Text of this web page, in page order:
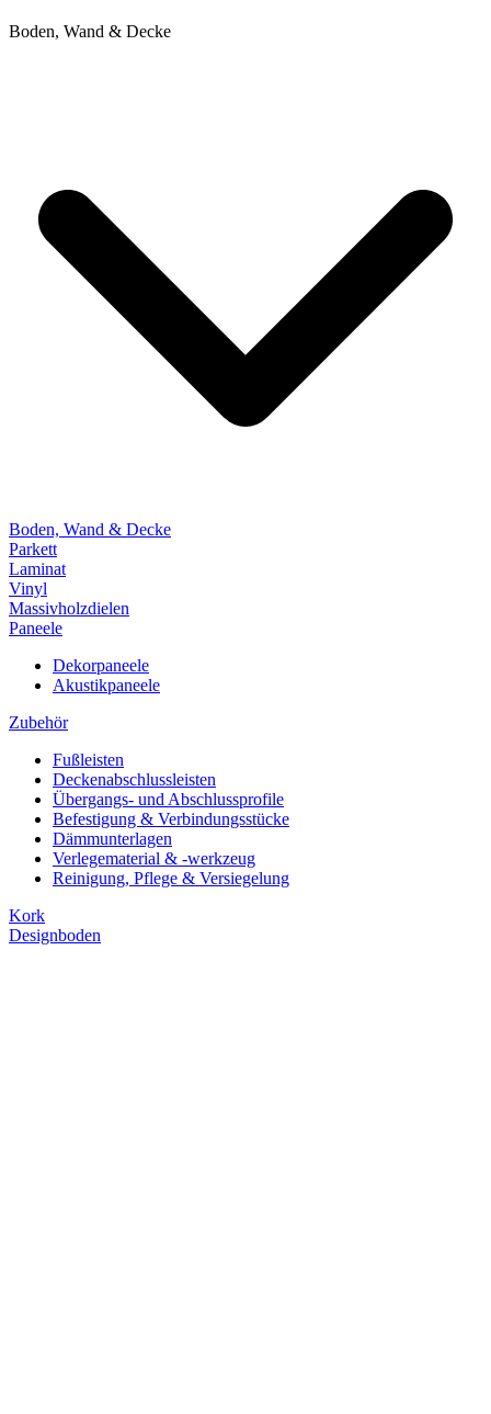
Boden, Wand & Decke
Boden, Wand & Decke
Parkett
Laminat
Vinyl
Massivholzdielen
Paneele
Dekorpaneele
Akustikpaneele
Zubehör
Fußleisten
Deckenabschlussleisten
Übergangs- und Abschlussprofile
Befestigung & Verbindungsstücke
Dämmunterlagen
Verlegematerial & -werkzeug
Reinigung, Pflege & Versiegelung
Kork
Designboden